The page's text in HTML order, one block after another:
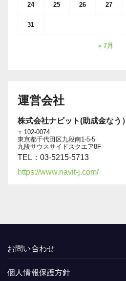
24 25 26 27
31
« 7月
運営会社
株式会社ナビット(助成金なう）
〒102-0074
東京都千代田区九段南1-5-5
九段サウスサイドスクエア8F
TEL：03-5215-5713
https://www.navit-j.com/
お問い合わせ
個人情報保護方針